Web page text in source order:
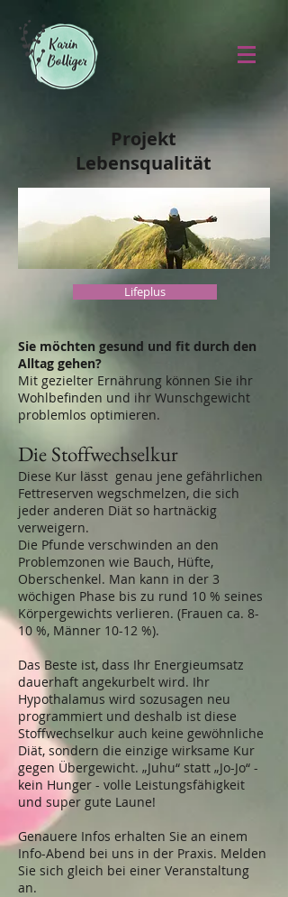
Projekt
Lebensqualität
Lifeplus
Sie möchten gesund und fit durch den
Alltag gehen?
Mit gezielter Ernährung können Sie ihr
Wohlbefinden und ihr Wunschgewicht
problemlos optimieren.
Die Stoffwechselkur
Diese Kur lässt genau jene gefährlichen
Fettreserven wegschmelzen, die sich
jeder anderen Diät so hartnäckig
verweigern.
Die Pfunde verschwinden an den
Problemzonen wie Bauch, Hüfte,
Oberschenkel. Man kann in der 3
wöchigen Phase bis zu rund 10 % seines
Körpergewichts verlieren. (Frauen ca. 8-
10 %, Männer 10-12 %).
Das Beste ist, dass Ihr Energieumsatz
dauerhaft angekurbelt wird. Ihr
Hypothalamus wird sozusagen neu
programmiert und deshalb ist diese
Stoffwechselkur auch keine gewöhnliche
Diät, sondern die einzige wirksame Kur
gegen Übergewicht. „Juhu“ statt „Jo-Jo“ -
kein Hunger - volle Leistungsfähigkeit
und super gute Laune!
Genauere Infos erhalten Sie an einem
Info-Abend bei uns in der Praxis. Melden
Sie sich gleich bei einer Veranstaltung
an.